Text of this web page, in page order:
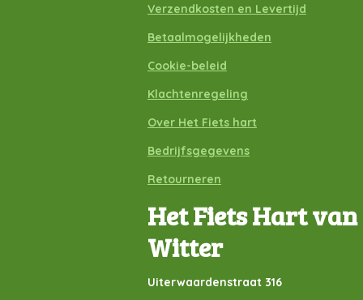
Verzendkosten en Levertijd
Betaalmogelijkheden
Cookie-beleid
Klachtenregeling
Over Het Fiets hart
Bedrijfsgegevens
Retourneren
Het Fiets Hart van
Witter
Uiterwaardenstraat 316